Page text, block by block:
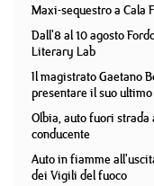
Maxi-sequestro a Cala
Dall'8 al 10 agosto
Literary Lab
Il magistrato Gaetano
presentare il suo
Olbia, auto fuori strada
conducente
Auto in fiamme
dei Vigili del fuoco